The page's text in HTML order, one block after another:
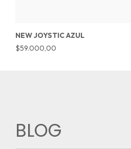
NEW JOYSTIC AZUL
$59.000,00
BLOG